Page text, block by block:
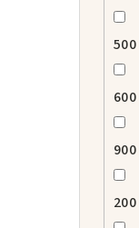
500
600
900
200